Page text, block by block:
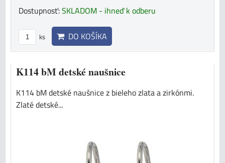
Dostupnosť:SKLADOM - ihneď k odberu
ks DO KOŠÍKA
K114 bM detské naušnice
K114 bM detské naušnice z bieleho zlata a zirkónmi.
Zlaté detské...